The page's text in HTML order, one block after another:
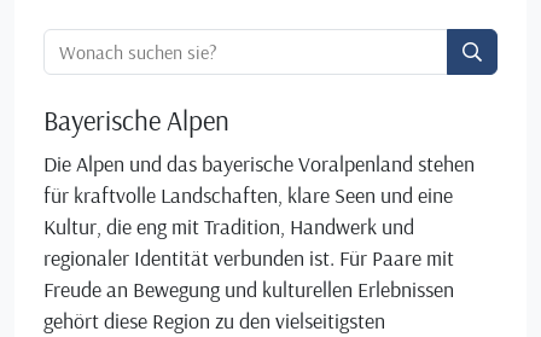
Ortssuche:
Bayerische Alpen
Die Alpen und das bayerische Voralpenland stehen
für kraftvolle Landschaften, klare Seen und eine
Kultur, die eng mit Tradition, Handwerk und
regionaler Identität verbunden ist. Für Paare mit
Freude an Bewegung und kulturellen Erlebnissen
gehört diese Region zu den vielseitigsten